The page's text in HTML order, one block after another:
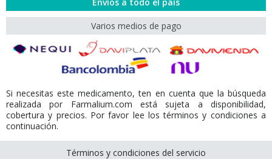
Varios medios de pago
Si necesitas este medicamento, ten en cuenta que la búsqueda
realizada por Farmalium.com está sujeta a disponibilidad,
cobertura y precios. Por favor lee los términos y condiciones a
continuación.
Términos y condiciones del servicio